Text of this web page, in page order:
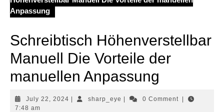
Anpassung
Schreibtisch Höhenverstellbar
Manuell Die Vorteile der
manuellen Anpassung
July 22, 2024 July
sharp_eye sharp_eye0 Comment
7:48 am